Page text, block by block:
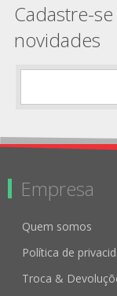
Cadastre-
novidades
Empresa
Quem somos
Política de
Troca &